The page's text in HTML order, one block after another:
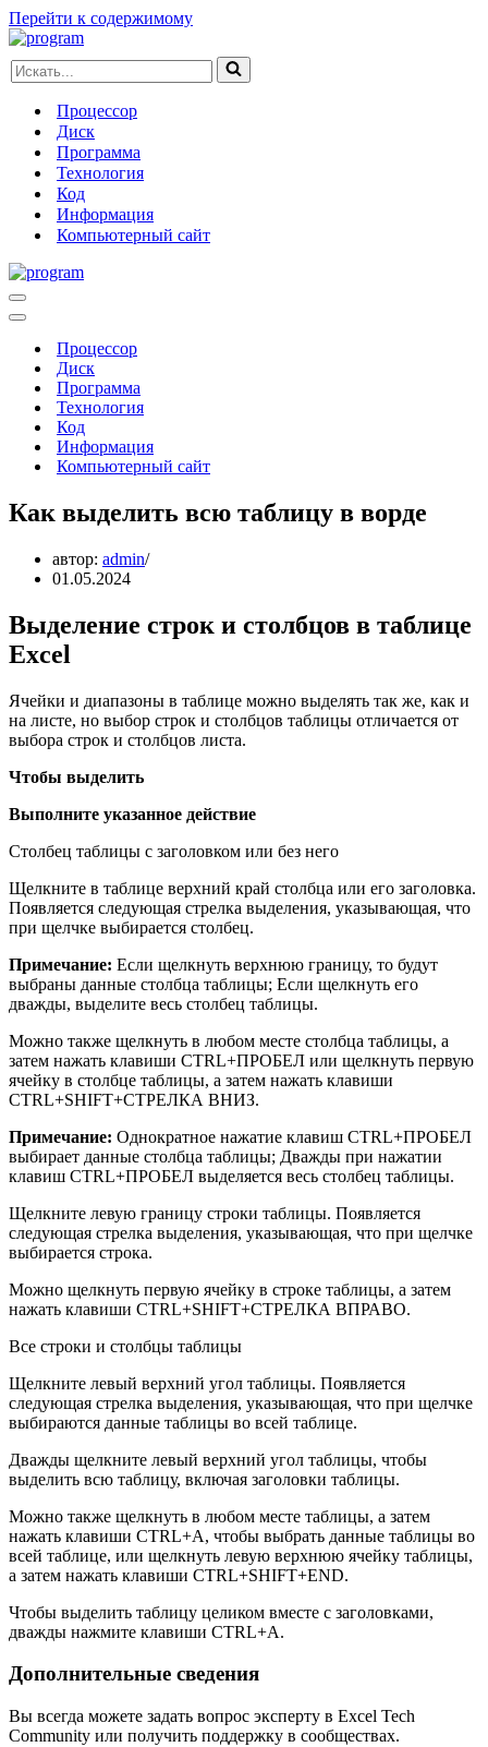
Перейти к содержимому
Искать...
Процессор
Диск
Программа
Технология
Код
Информация
Компьютерный сайт
Меню
навигации
Меню
навигацииПроцессор
Диск
Программа
Технология
Код
Информация
Компьютерный сайт
Как выделить всю таблицу в ворде
автор: admin
01.05.2024
Выделение строк и столбцов в таблице
Excel
Ячейки и диапазоны в таблице можно выделять так же, как и
на листе, но выбор строк и столбцов таблицы отличается от
выбора строк и столбцов листа.
Чтобы выделить
Выполните указанное действие
Столбец таблицы с заголовком или без него
Щелкните в таблице верхний край столбца или его заголовка.
Появляется следующая стрелка выделения, указывающая, что
при щелчке выбирается столбец.
Примечание: Если щелкнуть верхнюю границу, то будут
выбраны данные столбца таблицы; Если щелкнуть его
дважды, выделите весь столбец таблицы.
Можно также щелкнуть в любом месте столбца таблицы, а
затем нажать клавиши CTRL+ПРОБЕЛ или щелкнуть первую
ячейку в столбце таблицы, а затем нажать клавиши
CTRL+SHIFT+СТРЕЛКА ВНИЗ.
Примечание: Однократное нажатие клавиш CTRL+ПРОБЕЛ
выбирает данные столбца таблицы; Дважды при нажатии
клавиш CTRL+ПРОБЕЛ выделяется весь столбец таблицы.
Щелкните левую границу строки таблицы. Появляется
следующая стрелка выделения, указывающая, что при щелчке
выбирается строка.
Можно щелкнуть первую ячейку в строке таблицы, а затем
нажать клавиши CTRL+SHIFT+СТРЕЛКА ВПРАВО.
Все строки и столбцы таблицы
Щелкните левый верхний угол таблицы. Появляется
следующая стрелка выделения, указывающая, что при щелчке
выбираются данные таблицы во всей таблице.
Дважды щелкните левый верхний угол таблицы, чтобы
выделить всю таблицу, включая заголовки таблицы.
Можно также щелкнуть в любом месте таблицы, а затем
нажать клавиши CTRL+A, чтобы выбрать данные таблицы во
всей таблице, или щелкнуть левую верхнюю ячейку таблицы,
а затем нажать клавиши CTRL+SHIFT+END.
Чтобы выделить таблицу целиком вместе с заголовками,
дважды нажмите клавиши CTRL+A.
Дополнительные сведения
Вы всегда можете задать вопрос эксперту в Excel Tech
Community или получить поддержку в сообществах.